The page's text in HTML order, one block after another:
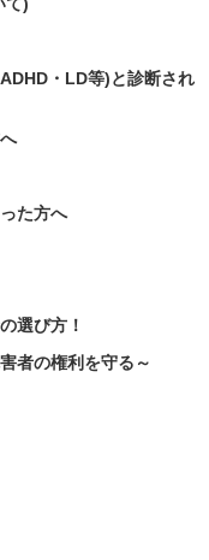
て)
・LD等)と診断され
た方へ
選び方！
者の権利を守る～